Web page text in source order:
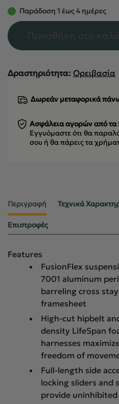
Παράδοση 1 έως 4 ημέρες
Δραστηριότητα: Ορειβασία
Δωρεάν μεταφορικά
Ασφάλεια αγορών από τα
Εγγυόμαστε ότι θα
σου ή θα πάρεις τα
Περιγραφή Τεχνικά
Επιστροφές
Features
FusionFlex
7001 aluminum
barreling cross
framesheet
High-cut hipbelt
density LifeSpan
harnesses
freedom of
Full-length side
locking sliders and
provide uninhibited